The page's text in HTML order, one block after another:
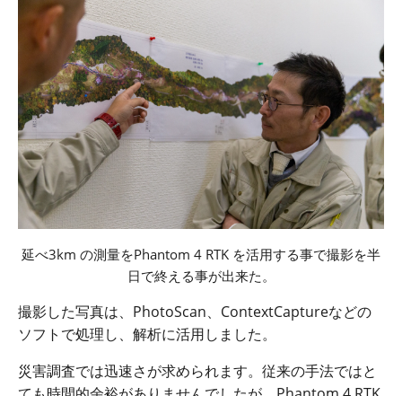
延べ3km の測量をPhantom 4 RTK を活用する事で撮影を半
日で終える事が出来た。
撮影した写真は、 PhotoScan、 ContextCaptureなどの
ソフトで処理し、解析に活用しました。
災害調査では迅速さが求められます。従来の手法ではと